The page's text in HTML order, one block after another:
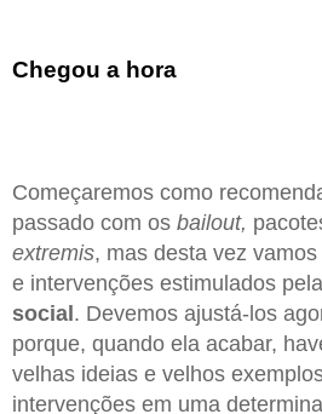
Chegou a hora
Começaremos como
passado com os bailout,
extremis, mas desta vez
e intervenções estimulados pela
social . Devemos ajustá-los
porque, quando ela acabar,
velhas ideias e velhos
intervenções em uma